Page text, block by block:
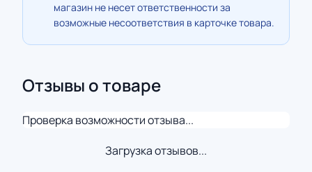
магазин не несет ответственности за
возможные несоответствия в карточке товара.
Отзывы о товаре
Проверка возможности отзыва...
Загрузка отзывов...